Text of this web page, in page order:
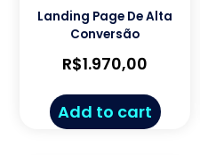
Landing Page De Alta
Conversão
R$1.970,00
Add to cart